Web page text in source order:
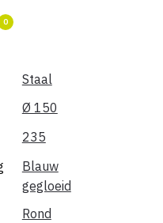
0
Staal
Ø 150
235
Blauw
gegloeid
Rond